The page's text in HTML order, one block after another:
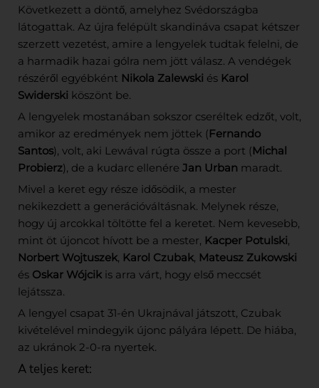
Következett a döntő, amelyhez Svédországba
látogattak. Az újra felépült skandináva csapat kétszer
szerzett vezetést, amire a lengyelek tudtak felelni, de
a harmadik hazai gólra nem jött válasz. A vendégek
részéről egyébként Nikola Zalewski és Karol
Swiderski köszönt be.
A lengyelek mostanában sokszor cseréltek edzőt, volt,
amikor az eredmények nem jöttek (Fernando
Santos), volt, aki Lewával rúgta össze a port (Michal
Probierz), de a kudarc ellenére Jan Urban maradt.
Mivel a keret egy része idősödik, a mester
nekikezdett a generációváltásnak. Melynek része,
hogy új arcokkal töltötte fel a keretet. Nem kevesebb,
mint öt újoncot hívott be a mester, Kacper Potulski,
Norbert Wojtuszek, Karol Czubak, Mateusz Zukowski
és Oskar Wójcik is arra várt, hogy első meccsét
lejátssza.
A lengyel csapat 31-én Ukrajnával játszott, Czubak
kivételével mindegyik újonc pályára lépett. De hiába,
az ukránok 2-0-ra nyertek.
A teljes keret: